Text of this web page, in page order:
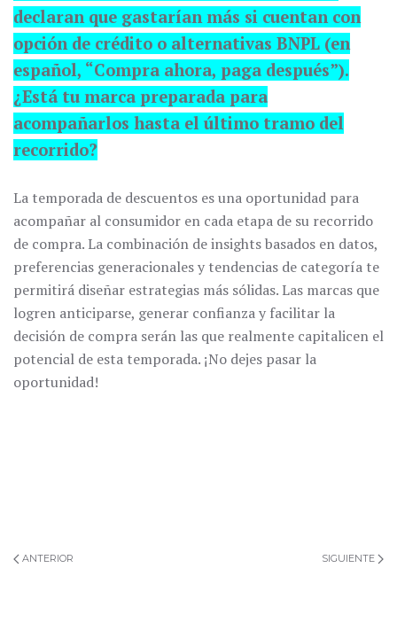
declaran que gastarían más si cuentan con
opción de crédito o alternativas BNPL (en
español, “Compra ahora, paga después”).
¿Está tu marca preparada para
acompañarlos hasta el último tramo del
recorrido?
La temporada de descuentos es una oportunidad para
acompañar al consumidor en cada etapa de su recorrido
de compra. La combinación de insights basados en datos,
preferencias generacionales y tendencias de categoría te
permitirá diseñar estrategias más sólidas. Las marcas que
logren anticiparse, generar confianza y facilitar la
decisión de compra serán las que realmente capitalicen el
potencial de esta temporada. ¡No dejes pasar la
oportunidad!
ANTERIOR SIGUIENTE